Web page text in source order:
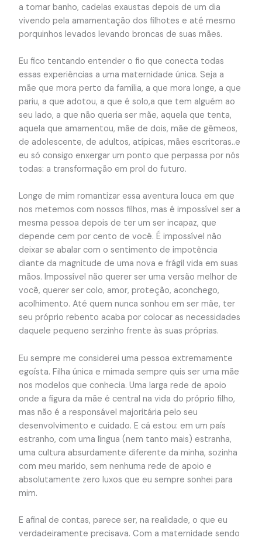
a tomar banho, cadelas exaustas depois de um dia
vivendo pela amamentação dos filhotes e até mesmo
porquinhos levados levando broncas de suas mães.
Eu fico tentando entender o fio que conecta todas
essas experiências a uma maternidade única. Seja a
mãe que mora perto da família, a que mora longe, a que
pariu, a que adotou, a que é solo,a que tem alguém ao
seu lado, a que não queria ser mãe, aquela que tenta,
aquela que amamentou, mãe de dois, mãe de gêmeos,
de adolescente, de adultos, atípicas, mães escritoras..e
eu só consigo enxergar um ponto que perpassa por nós
todas: a transformação em prol do futuro.
Longe de mim romantizar essa aventura louca em que
nos metemos com nossos filhos, mas é impossível ser a
mesma pessoa depois de ter um ser incapaz, que
depende cem por cento de você. É impossível não
deixar se abalar com o sentimento de impotência
diante da magnitude de uma nova e frágil vida em suas
mãos. Impossível não querer ser uma versão melhor de
você, querer ser colo, amor, proteção, aconchego,
acolhimento. Até quem nunca sonhou em ser mãe, ter
seu próprio rebento acaba por colocar as necessidades
daquele pequeno serzinho frente às suas próprias.
Eu sempre me considerei uma pessoa extremamente
egoísta. Filha única e mimada sempre quis ser uma mãe
nos modelos que conhecia. Uma larga rede de apoio
onde a figura da mãe é central na vida do próprio filho,
mas não é a responsável majoritária pelo seu
desenvolvimento e cuidado. E cá estou: em um país
estranho, com uma língua (nem tanto mais) estranha,
uma cultura absurdamente diferente da minha, sozinha
com meu marido, sem nenhuma rede de apoio e
absolutamente zero luxos que eu sempre sonhei para
mim.
E afinal de contas, parece ser, na realidade, o que eu
verdadeiramente precisava. Com a maternidade sendo